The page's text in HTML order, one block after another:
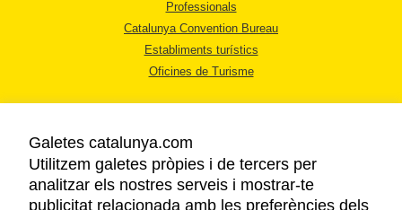
Professionals
Catalunya Convention Bureau
Establiments turístics
Oficines de Turisme
AVÍS LEGAL
Galetes catalunya.com
Utilitzem galetes pròpies i de tercers per
analitzar els nostres serveis i mostrar-te
publicitat relacionada amb les preferències dels